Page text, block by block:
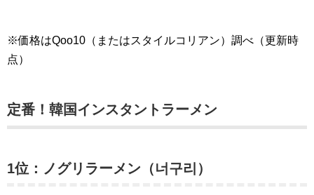
※価格はQoo10（またはスタイルコリアン）調べ（更新時
点）
定番！韓国インスタントラーメン
1位：ノグリラーメン（너구리）